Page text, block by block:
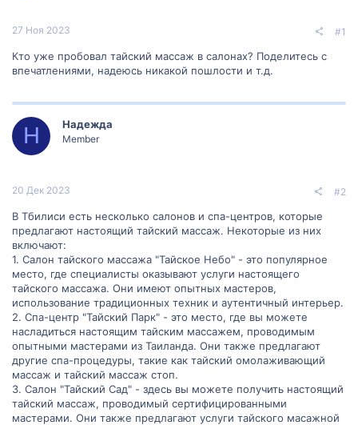
27 Ноя 2023 #1
Кто уже пробовал тайский массаж в салонах? Поделитесь с
впечатлениями, надеюсь никакой пошлости и т.д.
Н Надежда
Member
20 Дек 2023 #2
В Тбилиси есть несколько салонов и спа-центров, которые
предлагают настоящий тайский массаж. Некоторые из них
включают:
1. Салон тайского массажа "Тайское Небо" - это популярное
место, где специалисты оказывают услуги настоящего
тайского массажа. Они имеют опытных мастеров,
использование традиционных техник и аутентичный интерьер.
2. Спа-центр "Тайский Парк" - это место, где вы можете
насладиться настоящим тайским массажем, проводимым
опытными мастерами из Таиланда. Они также предлагают
другие спа-процедуры, такие как тайский омолаживающий
массаж и тайский массаж стоп.
3. Салон "Тайский Сад" - здесь вы можете получить настоящий
тайский массаж, проводимый сертифицированными
мастерами. Они также предлагают услуги тайского масажной